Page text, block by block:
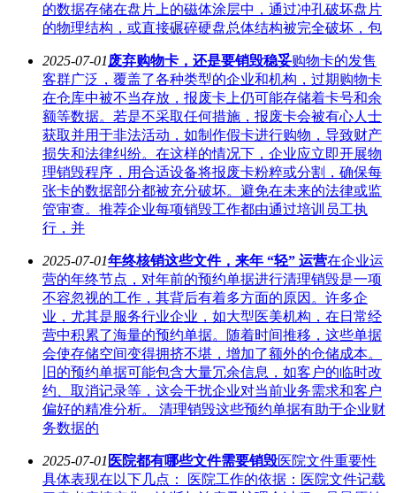
的数据存储在盘片上的磁体涂层中，通过冲孔破坏盘片
的物理结构，或直接碾碎硬盘总体结构被完全破坏，包
2025-07-01 废弃购物卡，还是要销毁稳妥购物卡的发售
客群广泛，覆盖了各种类型的企业和机构，过期购物卡
在仓库中被不当存放，报废卡上仍可能存储着卡号和余
额等数据。若是不采取任何措施，报废卡会被有心人士
获取并用于非法活动，如制作假卡进行购物，导致财产
损失和法律纠纷。在这样的情况下，企业应立即开展物
理销毁程序，用合适设备将报废卡粉粹或分割，确保每
张卡的数据部分都被充分破坏。避免在未来的法律或监
管审查。推荐企业每项销毁工作都由通过培训员工执
行，并
2025-07-01年终核销这些文件，来年 “轻” 运营在企业运
营的年终节点，对年前的预约单据进行清理销毁是一项
不容忽视的工作，其背后有着多方面的原因。许多企
业，尤其是服务行业企业，如大型医美机构，在日常经
营中积累了海量的预约单据。随着时间推移，这些单据
会使存储空间变得拥挤不堪，增加了额外的仓储成本。
旧的预约单据可能包含大量冗余信息，如客户的临时改
约、取消记录等，这会干扰企业对当前业务需求和客户
偏好的精准分析。 清理销毁这些预约单据有助于企业财
务数据的
2025-07-01 医院都有哪些文件需要销毁医院文件重要性
具体表现在以下几点： 医院工作的依据：医院文件记载